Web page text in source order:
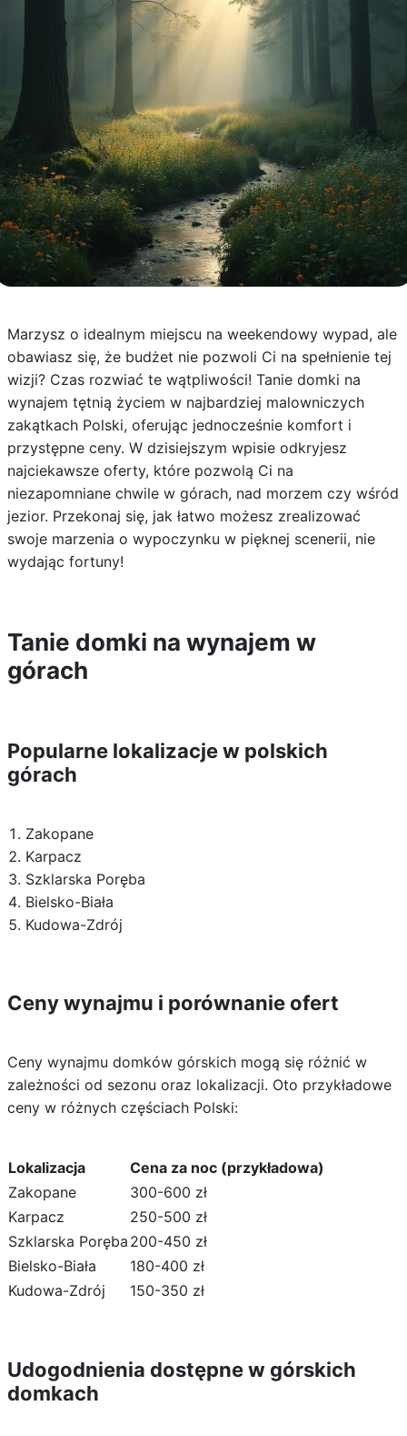
Marzysz o idealnym miejscu na weekendowy wypad, ale
obawiasz się, że budżet nie pozwoli Ci na spełnienie tej
wizji? Czas rozwiać te wątpliwości! Tanie domki na
wynajem tętnią życiem w najbardziej malowniczych
zakątkach Polski, oferując jednocześnie komfort i
przystępne ceny. W dzisiejszym wpisie odkryjesz
najciekawsze oferty, które pozwolą Ci na
niezapomniane chwile w górach, nad morzem czy wśród
jezior. Przekonaj się, jak łatwo możesz zrealizować
swoje marzenia o wypoczynku w pięknej scenerii, nie
wydając fortuny!
Tanie domki na wynajem w
górach
Popularne lokalizacje w polskich
górach
Zakopane
Karpacz
Szklarska Poręba
Bielsko-Biała
Kudowa-Zdrój
Ceny wynajmu i porównanie ofert
Ceny wynajmu domków górskich mogą się różnić w
zależności od sezonu oraz lokalizacji. Oto przykładowe
ceny w różnych częściach Polski:
Lokalizacja
Cena za noc (przykładowa)
Zakopane
300-600 zł
Karpacz
250-500 zł
Szklarska Poręba 200-450 zł
Bielsko-Biała
180-400 zł
Kudowa-Zdrój
150-350 zł
Udogodnienia dostępne w górskich
domkach